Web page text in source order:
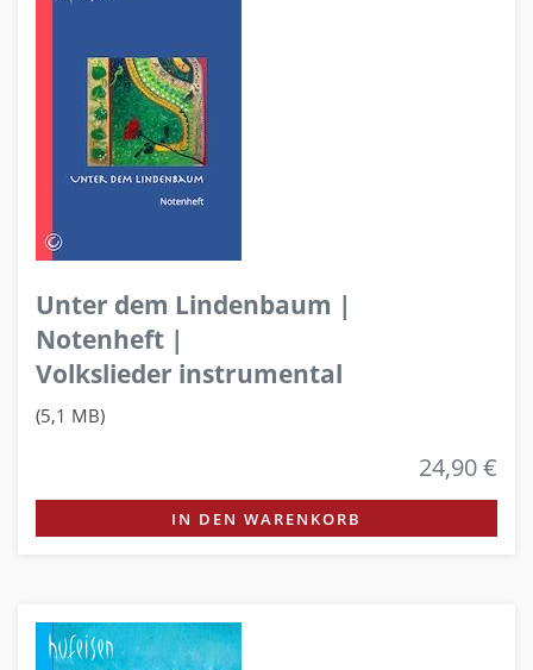
Unter dem Lindenbaum |
Notenheft |
Volkslieder instrumental
(5,1 MB)
24,90 €
IN DEN WARENKORB